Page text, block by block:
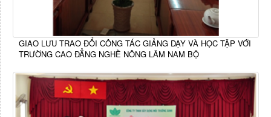
GIAO LƯU TRAO ĐỔI CÔNG TÁC GIẢNG DẠY VÀ HỌC TẬP VỚI
TRƯỜNG CAO ĐẲNG NGHỀ NÔNG LÂM NAM BỘ